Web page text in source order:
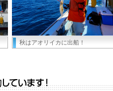
秋はアオリイカに出船！